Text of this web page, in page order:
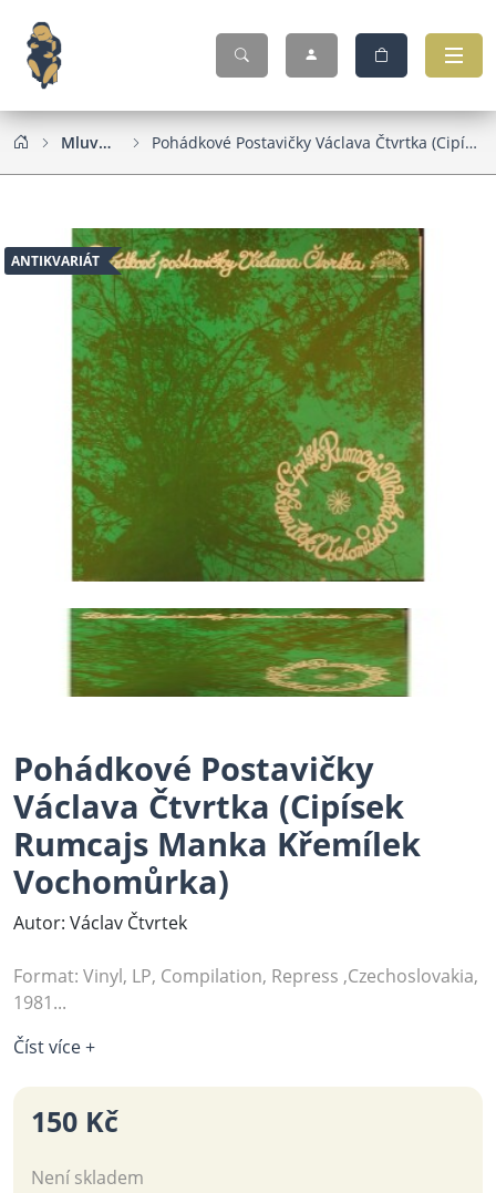
Mluvené slovo Pohádkové Postavičky Václava Čtvrtka (Cipísek Rumcajs Manka Křemílek Vochomůrka)
ANTIKVARIÁT
Pohádkové Postavičky
Václava Čtvrtka (Cipísek
Rumcajs Manka Křemílek
Vochomůrka)
Autor: Václav Čtvrtek
Format: Vinyl, LP, Compilation, Repress ,Czechoslovakia,
1981...
Číst více +
150 Kč
Není skladem